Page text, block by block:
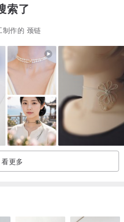
。
装，我们会将每件商品分开包装。
份礼品，请于备注栏说明。
缎带样式可能变更。）
内（不含周六、日及国定假日）寄出
索了
制作的 颈链
看更多